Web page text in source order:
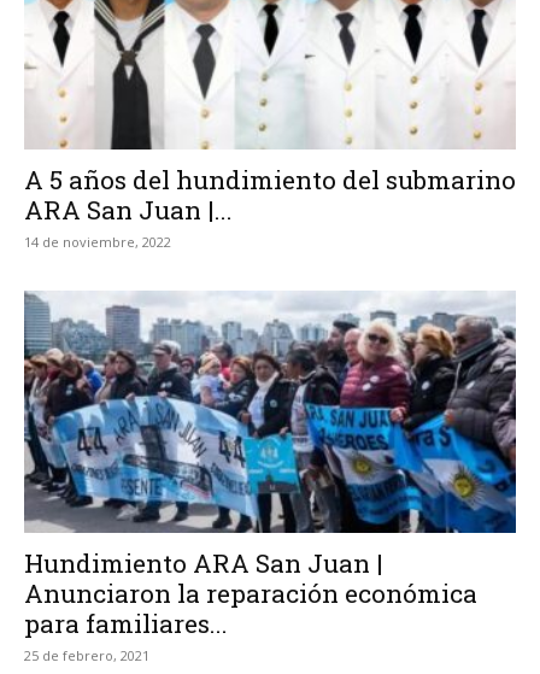
A 5 años del hundimiento del submarino
ARA San Juan |...
14 de noviembre, 2022
Hundimiento ARA San Juan |
Anunciaron la reparación económica
para familiares...
25 de febrero, 2021